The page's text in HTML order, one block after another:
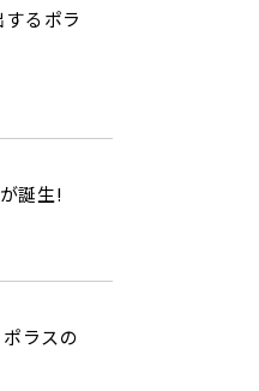
るポラ
誕生!
ラスの